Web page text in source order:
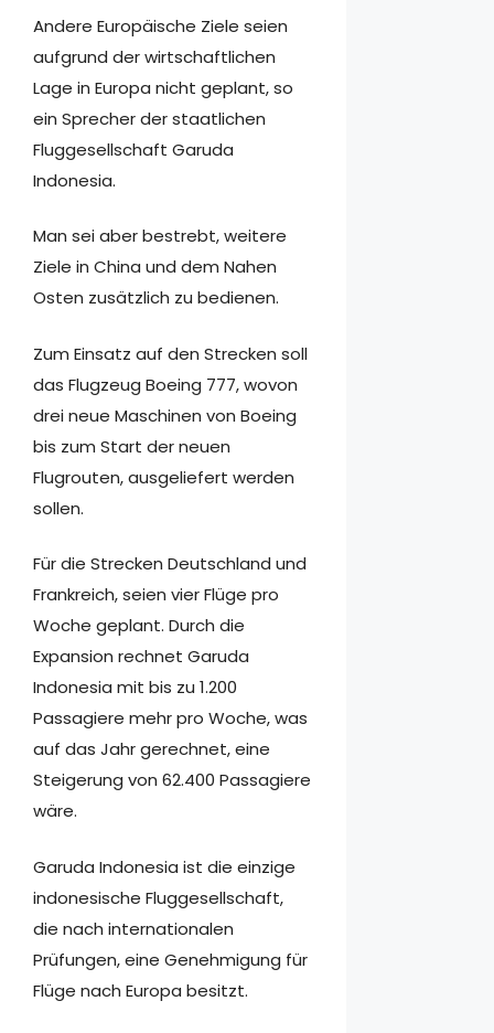
Andere Europäische Ziele seien
aufgrund der wirtschaftlichen
Lage in Europa nicht geplant, so
ein Sprecher der staatlichen
Fluggesellschaft Garuda
Indonesia.
Man sei aber bestrebt, weitere
Ziele in China und dem Nahen
Osten zusätzlich zu bedienen.
Zum Einsatz auf den Strecken soll
das Flugzeug Boeing 777, wovon
drei neue Maschinen von Boeing
bis zum Start der neuen
Flugrouten, ausgeliefert werden
sollen.
Für die Strecken Deutschland und
Frankreich, seien vier Flüge pro
Woche geplant. Durch die
Expansion rechnet Garuda
Indonesia mit bis zu 1.200
Passagiere mehr pro Woche, was
auf das Jahr gerechnet, eine
Steigerung von 62.400 Passagiere
wäre.
Garuda Indonesia ist die einzige
indonesische Fluggesellschaft,
die nach internationalen
Prüfungen, eine Genehmigung für
Flüge nach Europa besitzt.